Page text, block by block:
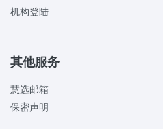
机构登陆
其他服务
慧选邮箱
保密声明